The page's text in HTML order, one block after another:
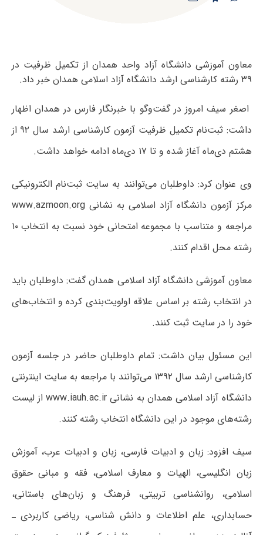
معاون آموزشی دانشگاه آزاد واحد همدان از تکمیل ظرفیت در
۳۹ رشته کارشناسی ارشد دانشگاه آزاد اسلامی همدان خبر داد.
اصغر سیف امروز در گفت‌وگو با خبرنگار فارس در همدان اظهار
داشت: ثبت‌نام تکمیل ظرفیت آزمون کارشناسی ارشد سال ۹۲ از
هشتم دی‌ماه آغاز شده و تا ۱۷ دی‌ماه ادامه خواهد داشت.
وی عنوان کرد: داوطلبان می‌توانند به سایت ثبت‌نام الکترونیکی
مرکز آزمون دانشگاه آزاد اسلامی به نشانی www.azmoon.org
مراجعه و متناسب با مجموعه امتحانی خود نسبت به انتخاب ۱۰
رشته محل اقدام کنند.
معاون آموزشی دانشگاه آزاد اسلامی همدان گفت: داوطلبان باید
در انتخاب رشته بر اساس علاقه اولویت‌بندی کرده و انتخاب‌های
خود را در سایت ثبت کنند.
این مسئول بیان داشت: تمام داوطلبان حاضر در جلسه آزمون
کارشناسی ارشد سال ۱۳۹۲ می‌توانند با مراجعه به سایت اینترنتی
دانشگاه آزاد اسلامی همدان به نشانی www.iauh.ac.ir از لیست
رشته‌های موجود در این دانشگاه انتخاب رشته کنند.
سیف افزود: زبان و ادبیات فارسی، زبان و ادبیات عرب، آموزش
زبان انگلیسی، الهیات و معارف اسلامی، فقه و مبانی حقوق
اسلامی، روانشناسی تربیتی، فرهنگ و زبان‌های باستانی،
حسابداری، علم اطلاعات و دانش شناسی، ریاضی کاربردی ـ